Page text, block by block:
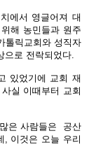
에서 영글어져 대
해 농민들과 원주
톨릭교회와 성직자
로 전락되었다.
있었기에 교회 재
실 이때부터 교회
은 사람들은
공산
, 이것은 오늘 우리